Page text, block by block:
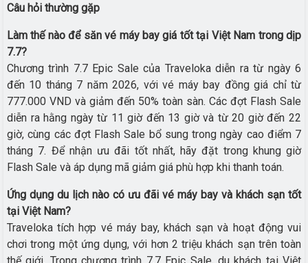
Câu hỏi thường gặp
Làm thế nào để săn vé máy bay giá tốt tại Việt Nam trong dịp
7.7?
Chương trình 7.7 Epic Sale của Traveloka diễn ra từ ngày 6
đến 10 tháng 7 năm 2026, với vé máy bay đồng giá chỉ từ
777.000 VND và giảm đến 50% toàn sàn. Các đợt Flash Sale
diễn ra hằng ngày từ 11 giờ đến 13 giờ và từ 20 giờ đến 22
giờ, cùng các đợt Flash Sale bổ sung trong ngày cao điểm 7
tháng 7. Để nhận ưu đãi tốt nhất, hãy đặt trong khung giờ
Flash Sale và áp dụng mã giảm giá phù hợp khi thanh toán.
Ứng dụng du lịch nào có ưu đãi vé máy bay và khách sạn tốt
tại Việt Nam?
Traveloka tích hợp vé máy bay, khách sạn và hoạt động vui
chơi trong một ứng dụng, với hơn 2 triệu khách sạn trên toàn